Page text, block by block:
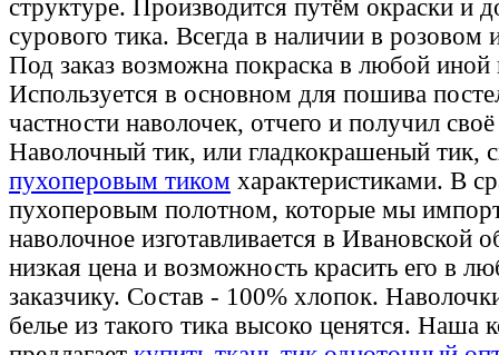
структуре. Производится путём окраски и
сурового тика. Всегда в наличии в розовом
Под заказ возможна покраска в любой иной
Используется в основном для пошива
частности наволочек, отчего и получил
Наволочный тик, или гладкокрашеный тик,
пухоперовым тиком характеристиками. В
пухоперовым полотном, которые мы
наволочное изготавливается в Ивановской
низкая цена и возможность красить его в
заказчику. Состав - 100% хлопок.
белье из такого тика высоко ценятся. Наша